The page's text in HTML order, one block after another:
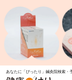
あなたに「ぴったり」鍼灸院検索・